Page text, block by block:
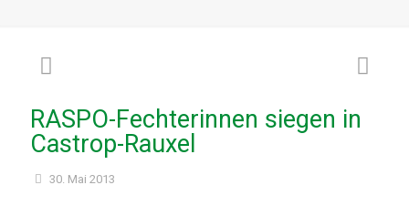
RASPO-Fechterinnen siegen in
Castrop-Rauxel
30. Mai 2013